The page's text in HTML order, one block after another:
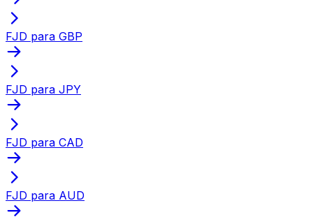
FJD para GBP
FJD para JPY
FJD para CAD
FJD para AUD